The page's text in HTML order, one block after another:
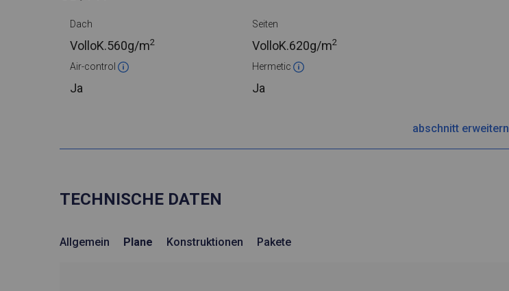
Dach
VolloK.560g/m2
Seiten
VolloK.620g/m2
Air-control
Ja
Hermetic
Ja
abschnitt erweitern
TECHNISCHE DATEN
Allgemein Plane Konstruktionen Pakete